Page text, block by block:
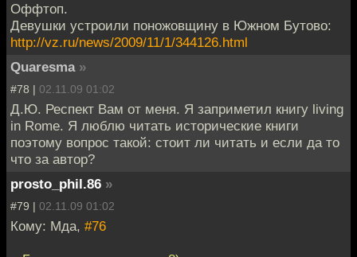
Оффтоп.
Девушки устроили поножовщину в Южном Бутово:
http://vz.ru/news/2009/11/1/344126.html
Quaresma »
#78 | 02.11.09 01:02
Д.Ю. Респект Вам от меня. Я заприметил книгу living
in Rome. Я люблю читать исторические книги
поэтому вопрос такой: стоит ли читать и если да то
что за автор?
prosto_phil.86 »
#79 | 02.11.09 01:02
Кому: Мда, #76